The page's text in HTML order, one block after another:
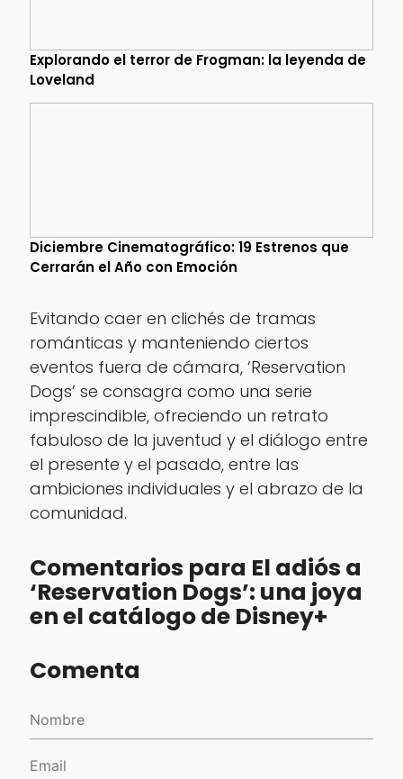
Explorando el terror de Frogman: la leyenda de
Loveland
Diciembre Cinematográfico: 19 Estrenos que
Cerrarán el Año con Emoción
Evitando caer en clichés de tramas
románticas y manteniendo ciertos
eventos fuera de cámara, ‘Reservation
Dogs’ se consagra como una serie
imprescindible, ofreciendo un retrato
fabuloso de la juventud y el diálogo entre
el presente y el pasado, entre las
ambiciones individuales y el abrazo de la
comunidad.
Comentarios para El adiós a
‘Reservation Dogs’: una joya
en el catálogo de Disney+
Comenta